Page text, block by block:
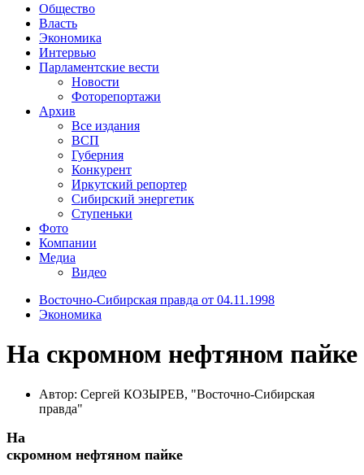
Общество
Власть
Экономика
Интервью
Парламентские вести
Новости
Фоторепортажи
Архив
Все издания
ВСП
Губерния
Конкурент
Иркутский репортер
Сибирский энергетик
Ступеньки
Фото
Компании
Медиа
Видео
Восточно-Сибирская правда от 04.11.1998
Экономика
На скромном нефтяном пайке
Автор: Сергей КОЗЫРЕВ, "Восточно-Сибирская
правда"
На
скромном нефтяном пайке